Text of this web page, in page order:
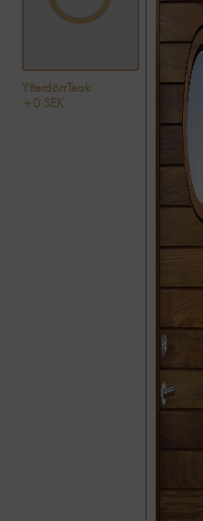
YtterdörrTeak
+0 SEK